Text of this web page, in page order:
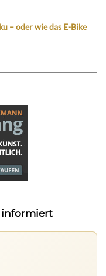
– oder wie das E-Bike
informiert